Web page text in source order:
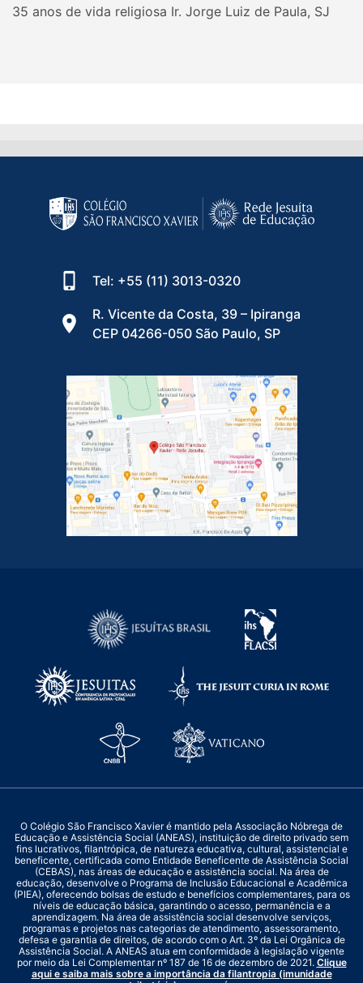
35 anos de vida religiosa Ir. Jorge Luiz de Paula, SJ
Tel: +55 (11) 3013-0320
R. Vicente da Costa, 39 – Ipiranga
CEP 04266-050 São Paulo, SP
O Colégio São Francisco Xavier é mantido pela Associação Nóbrega de
Educação e Assistência Social (ANEAS), instituição de direito privado sem
fins lucrativos, filantrópica, de natureza educativa, cultural, assistencial e
beneficente, certificada como Entidade Beneficente de Assistência Social
(CEBAS), nas áreas de educação e assistência social. Na área de
educação, desenvolve o Programa de Inclusão Educacional e Acadêmica
(PIEA), oferecendo bolsas de estudo e benefícios complementares, para os
níveis de educação básica, garantindo o acesso, permanência e a
aprendizagem. Na área de assistência social desenvolve serviços,
programas e projetos nas categorias de atendimento, assessoramento,
defesa e garantia de direitos, de acordo com o Art. 3º da Lei Orgânica de
Assistência Social. A ANEAS atua em conformidade à legislação vigente
por meio da Lei Complementar nº 187 de 16 de dezembro de 2021. Clique
aqui e saiba mais sobre a importância da filantropia (imunidade